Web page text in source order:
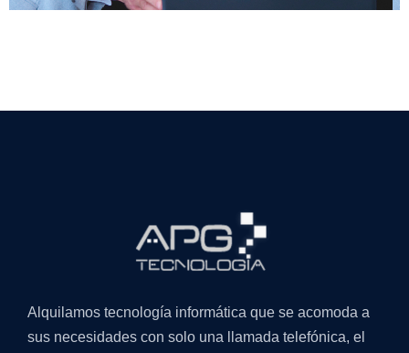
Alquilamos tecnología informática que se acomoda a
sus necesidades con solo una llamada telefónica, el